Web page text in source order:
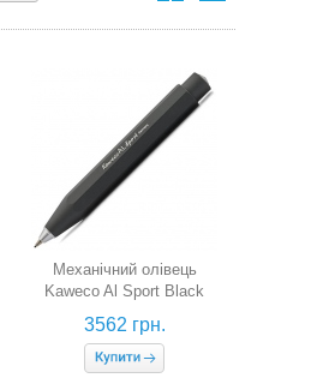
Механічний олівець
Kaweco Al Sport Black
(алюміній, чорний, 0,7 мм)
3562 грн.